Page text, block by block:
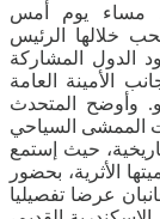
مساء يوم أمس
خلالها الرئيس
الدول المشاركة
الأمينة العامة
وأوضح المتحدث
الممشى السياحي
حيث إستمع
الأثرية، بحضور
عرضا تفصيليا